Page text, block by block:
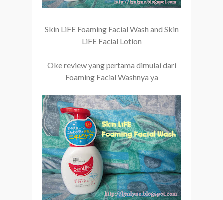
Skin LiFE Foaming Facial Wash and Skin
LiFE Facial Lotion
Oke review yang pertama dimulai dari
Foaming Facial Washnya ya